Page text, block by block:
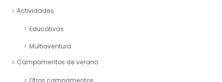
Actividades
Educativas
Multiaventura
Campamentos de verano
Otros campamentos